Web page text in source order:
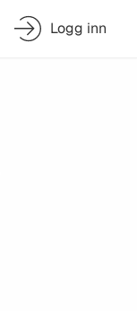
Logg inn